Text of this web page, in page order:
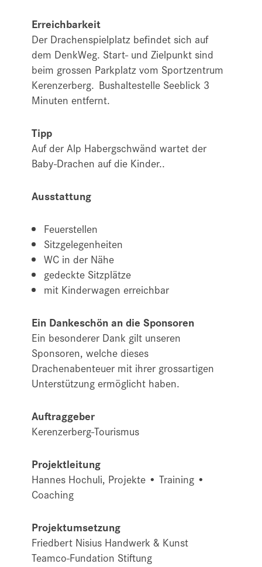
Erreichbarkeit
Der Drachenspielplatz befindet sich auf
dem DenkWeg. Start- und Zielpunkt sind
beim grossen Parkplatz vom Sportzentrum
Kerenzerberg. Bushaltestelle Seeblick 3
Minuten entfernt.
Tipp
Auf der Alp Habergschwänd wartet der
Baby-Drachen auf die Kinder..
Ausstattung
Feuerstellen
Sitzgelegenheiten
WC in der Nähe
gedeckte Sitzplätze
mit Kinderwagen erreichbar
Ein Dankeschön an die Sponsoren
Ein besonderer Dank gilt unseren
Sponsoren, welche dieses
Drachenabenteuer mit ihrer grossartigen
Unterstützung ermöglicht haben.
Auftraggeber
Kerenzerberg-Tourismus
Projektleitung
Hannes Hochuli, Projekte • Training •
Coaching
Projektumsetzung
Friedbert Nisius Handwerk & Kunst
Teamco-Fundation Stiftung